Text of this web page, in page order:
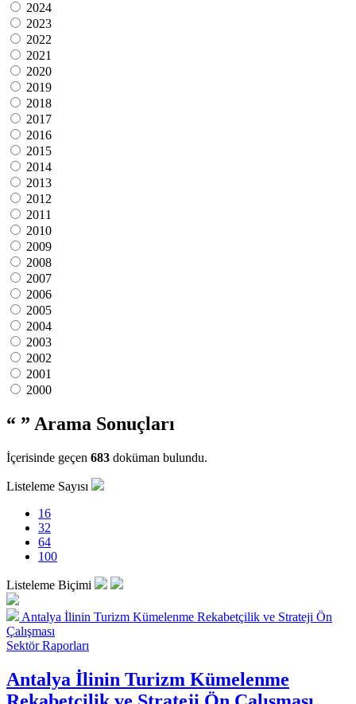
2024
2023
2022
2021
2020
2019
2018
2017
2016
2015
2014
2013
2012
2011
2010
2009
2008
2007
2006
2005
2004
2003
2002
2001
2000
“ ” Arama Sonuçları
İçerisinde geçen 683 doküman bulundu.
Listeleme Sayısı
16
32
64
100
Listeleme Biçimi
Antalya İlinin Turizm Kümelenme Rekabetçilik ve Strateji Ön
Çalışması
Sektör Raporları
Antalya İlinin Turizm Kümelenme